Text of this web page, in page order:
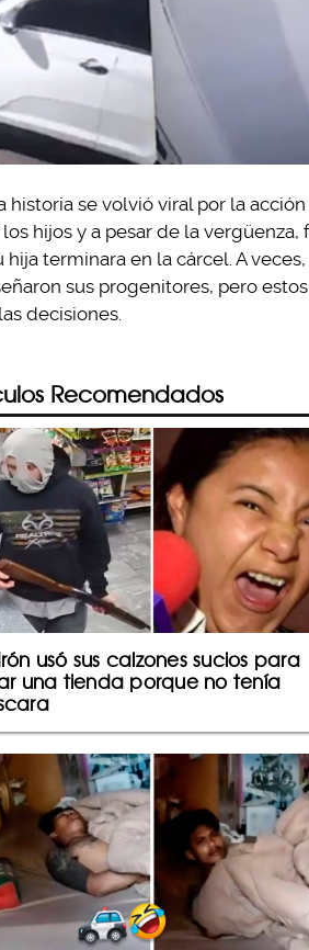
historia se volvió viral por la
hijos y a pesar de la
hija terminara en la cárcel. A
sus progenitores, pero
decisiones.
Recomendados
usó sus calzones sucios para
una tienda porque no tenía